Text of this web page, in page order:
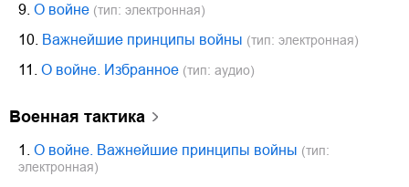
9. О войне (тип: электронная)
10. Важнейшие принципы войны (тип: электронная)
11. О войне. Избранное (тип: аудио)
военная тактика
1. О войне. Важнейшие принципы войны (тип:
электронная)